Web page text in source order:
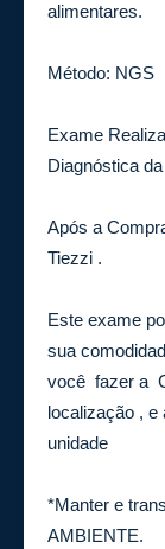
alimentares.
Método: NGS
Exame
Diagnóstica
Após a
Tiezzi .
Este exame
sua
você fazer a
localização , e
unidade
*Manter e
AMBIENTE.